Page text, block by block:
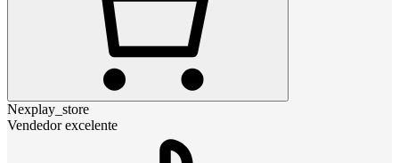
Nexplay_store
Vendedor excelente